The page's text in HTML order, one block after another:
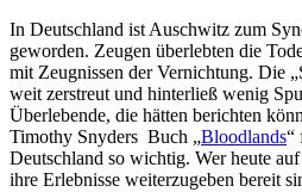
In Deutschland ist Auschwitz zum
geworden. Zeugen überlebten die
mit Zeugnissen der Vernichtung. Die
weit zerstreut und hinterließ wenig
Überle­bende, die hätten berichten
Timothy Snyders Buch „Blood­lands“
Deutschland so wichtig. Wer heute
ihre Erleb­nisse weiter­zu­geben bereit